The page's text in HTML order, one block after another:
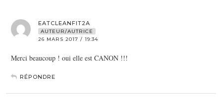
EATCLEANFIT2A
AUTEUR/AUTRICE
26 MARS 2017 / 19:34
Merci beaucoup ! oui elle est CANON !!!
RÉPONDRE